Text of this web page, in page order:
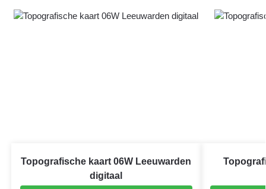
Topografische kaart 06W Leeuwarden
digitaal